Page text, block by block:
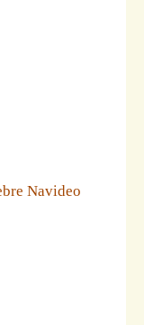
Navideo